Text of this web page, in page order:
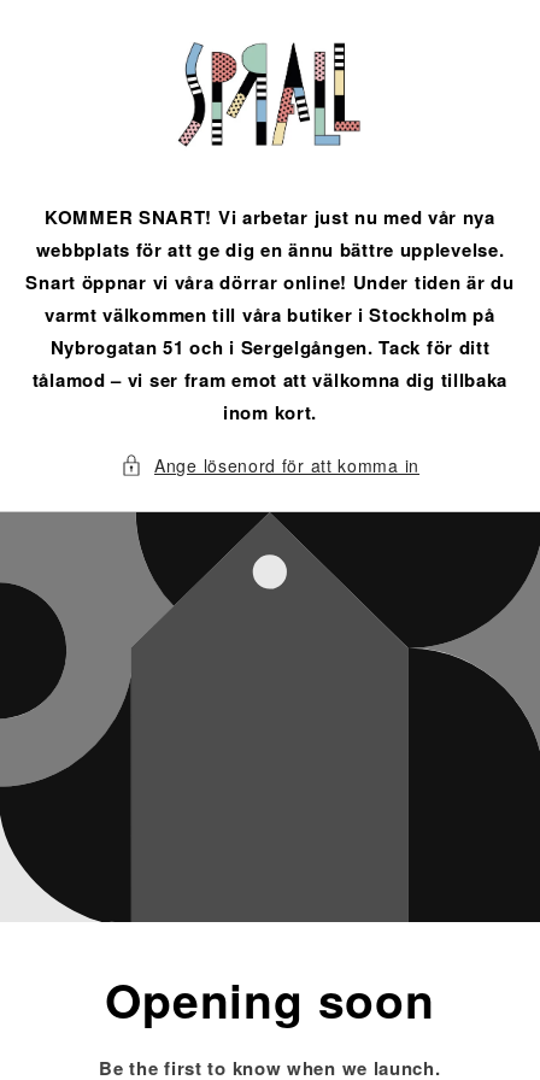
KOMMER SNART! Vi arbetar just nu med vår nya
webbplats för att ge dig en ännu bättre upplevelse.
Snart öppnar vi våra dörrar online! Under tiden är du
varmt välkommen till våra butiker i Stockholm på
Nybrogatan 51 och i Sergelgången. Tack för ditt
tålamod – vi ser fram emot att välkomna dig tillbaka
inom kort.
Ange lösenord för att komma in
Opening soon
Be the first to know when we launch.